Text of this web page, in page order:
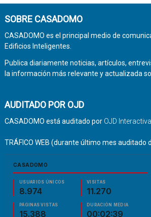
SOBRE CASADOMO
CASADOMO es el principal medio de
Edificios Inteligentes.
Publica diariamente noticias, artículos,
la información más relevante y actualizada
AUDITADO POR OJD
CASADOMO está auditado por OJD Interactiva
TRÁFICO WEB (durante último mes auditado